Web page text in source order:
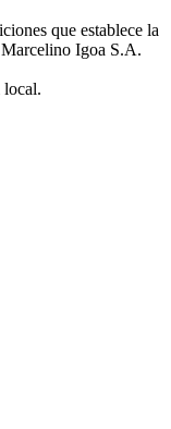
que establece la
Igoa S.A.
local.